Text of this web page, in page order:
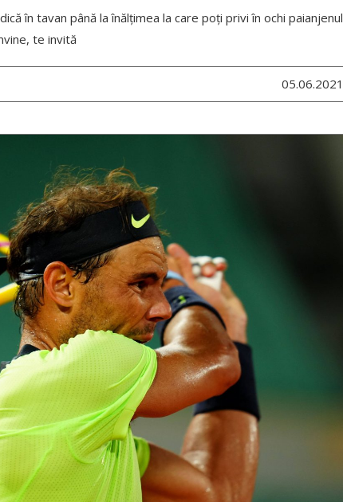
în tavan până la înălțimea la care poți privi în ochi paianjenul
te invită
05.06.2021